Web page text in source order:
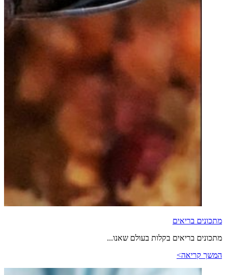
מתכונים בריאים
מתכונים בריאים בקלות בעולם שאנו...
המשך קריאה>